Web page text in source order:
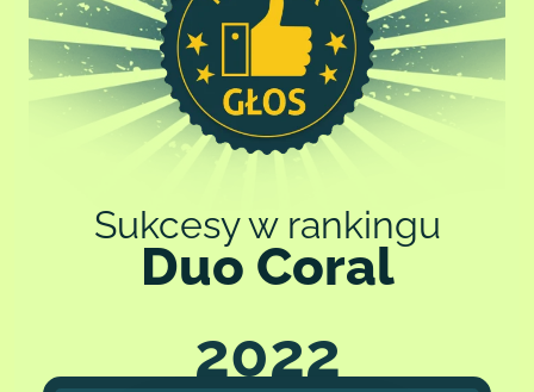
Sukcesy w rankingu
Duo Coral
2022